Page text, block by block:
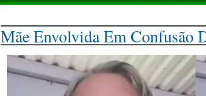
Mãe Envolvida Em Confusão